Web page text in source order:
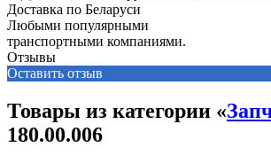
Доставка по Беларуси
Любыми популярными
транспортными компаниями.
Отзывы
Оставить отзыв
Товары из категории «
180.00.006